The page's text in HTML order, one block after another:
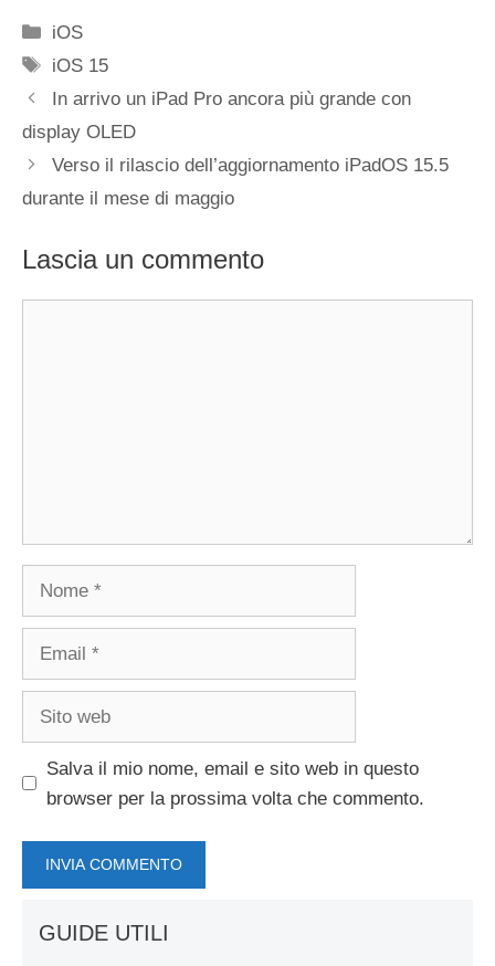
Categorie
iOS
Tag
iOS 15
In arrivo un iPad Pro ancora più grande con
display OLED
Verso il rilascio dell’aggiornamento iPadOS 15.5
durante il mese di maggio
Lascia un commento
Salva il mio nome, email e sito web in questo
browser per la prossima volta che commento.
GUIDE UTILI